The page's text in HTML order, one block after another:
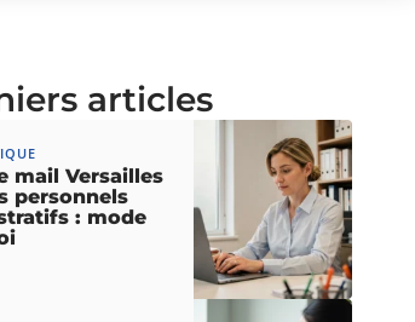
articles
mail Versailles
personnels
: mode